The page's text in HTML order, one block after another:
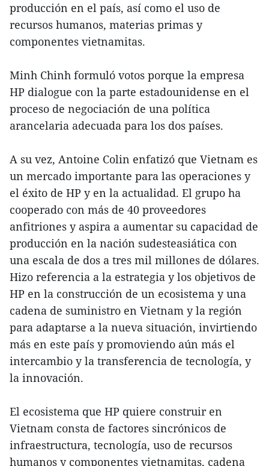
producción en el país, así como el uso de
recursos humanos, materias primas y
componentes vietnamitas.
Minh Chinh formuló votos porque la empresa
HP dialogue con la parte estadounidense en el
proceso de negociación de una política
arancelaria adecuada para los dos países.
A su vez, Antoine Colin enfatizó que Vietnam es
un mercado importante para las operaciones y
el éxito de HP y en la actualidad. El grupo ha
cooperado con más de 40 proveedores
anfitriones y aspira a aumentar su capacidad de
producción en la nación sudesteasiática con
una escala de dos a tres mil millones de dólares.
Hizo referencia a la estrategia y los objetivos de
HP en la construcción de un ecosistema y una
cadena de suministro en Vietnam y la región
para adaptarse a la nueva situación, invirtiendo
más en este país y promoviendo aún más el
intercambio y la transferencia de tecnología, y
la innovación.
El ecosistema que HP quiere construir en
Vietnam consta de factores sincrónicos de
infraestructura, tecnología, uso de recursos
humanos y componentes vietnamitas, cadena